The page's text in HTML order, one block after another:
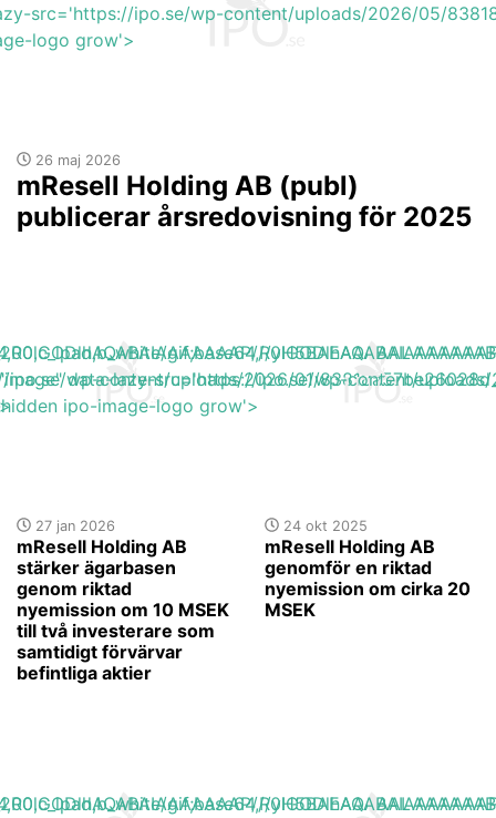
src='https://ipo.se/wp-content/uploads/2026/05/
logo grow'>
26 maj 2026
mResell Holding AB (publ)
publicerar årsredovisning för 2025
wp-content/uploads/2026/01/
27 jan 2026
mResell Holding AB
stärker ägarbasen
genom riktad
nyemission om 10 MSEK
till två investerare som
samtidigt förvärvar
befintliga aktier
data-lazy-src='https://ipo.se/wp-content/
ipo-image-logo grow'>
24 okt 2025
mResell Holding AB
genomför en riktad
nyemission om cirka 20
MSEK